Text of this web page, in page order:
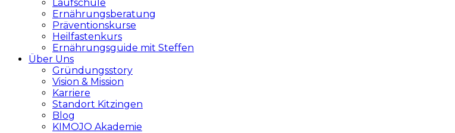
Laufschule
Ernährungsberatung
Präventionskurse
Heilfastenkurs
Ernährungsguide mit Steffen
Über Uns
Gründungsstory
Vision & Mission
Karriere
Standort Kitzingen
Blog
KIMOJO Akademie